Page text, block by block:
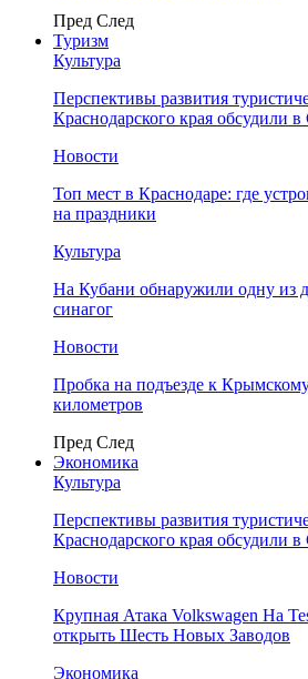
Пред След
Туризм
Культура
Перспективы развития
Краснодарского края обсудили
Новости
Топ мест в Краснодаре: где
на праздники
Культура
На Кубани обнаружили одну из
синагог
Новости
Пробка на подъезде к
километров
Пред След
Экономика
Культура
Перспективы развития
Краснодарского края обсудили
Новости
Крупная Атака Volkswagen На
открыть Шесть Новых Заводов
Экономика